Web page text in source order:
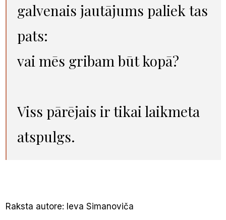
galvenais jautājums paliek tas
pats:
vai mēs gribam būt kopā?
Viss pārējais ir tikai laikmeta
atspulgs.
Raksta autore: Ieva Simanoviča